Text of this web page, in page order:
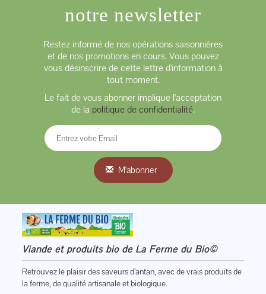
notre newsletter
Restez informé de nos opérations saisonnières
et de nos promotions en cours. Vous pouvez
vous désinscrire de cette lettre d'information à
tout moment.
Le fait de vous abonner implique l'acceptation
de la politique de confidentialité.
M'abonner
Viande et produits bio de La Ferme du Bio©
Retrouvez le plaisir des saveurs d’antan, avec de vrais produits de
la ferme, de qualité artisanale et biologique.